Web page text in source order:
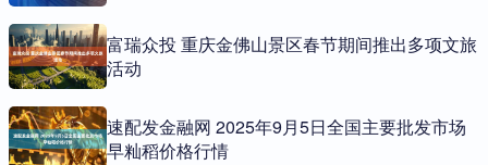
富瑞众投 重庆金佛山景区春节期间推出多项文旅
活动
速配发金融网 2025年9月5日全国主要批发市场
早籼稻价格行情